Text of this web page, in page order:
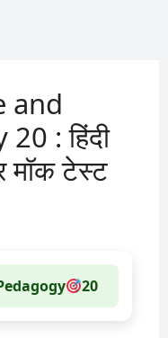
and
: हिंदी
मॉक टेस्ट
20